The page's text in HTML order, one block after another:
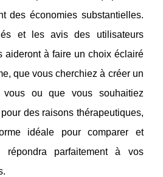
des économies substantielles.
et les avis des utilisateurs
aideront à faire un choix éclairé
que vous cherchiez à créer un
ou que vous souhaitiez
des raisons thérapeutiques,
idéale pour comparer et
parfaitement à vos